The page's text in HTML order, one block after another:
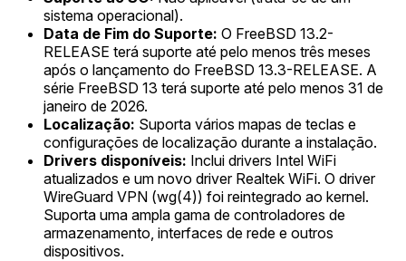
sistema operacional).
Data de Fim do Suporte: O FreeBSD 13.2-
RELEASE terá suporte até pelo menos três meses
após o lançamento do FreeBSD 13.3-RELEASE. A
série FreeBSD 13 terá suporte até pelo menos 31 de
janeiro de 2026.
Localização: Suporta vários mapas de teclas e
configurações de localização durante a instalação.
Drivers disponíveis: Inclui drivers Intel WiFi
atualizados e um novo driver Realtek WiFi. O driver
WireGuard VPN (wg(4)) foi reintegrado ao kernel.
Suporta uma ampla gama de controladores de
armazenamento, interfaces de rede e outros
dispositivos.